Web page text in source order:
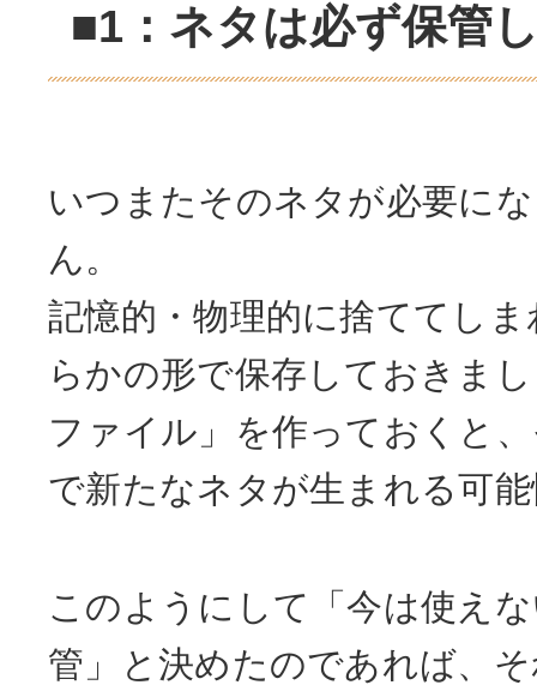
■1：ネタは必ず保管
いつまたそのネタが必要に
ん。
記憶的・物理的に捨ててし
らかの形で保存しておきま
ファイル」を作っておくと
で新たなネタが生まれる可
このようにして「今は使え
管」と決めたのであれば、